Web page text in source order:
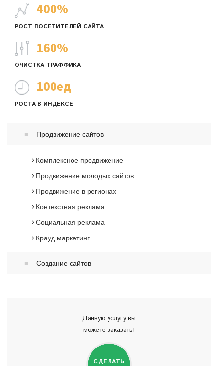
400%
РОСТ ПОСЕТИТЕЛЕЙ САЙТА
160%
ОЧИСТКА ТРАФФИКА
100ед
РОСТА В ИНДЕКСЕ
Продвижение сайтов
Комплексное продвижение
Продвижение молодых сайтов
Продвижение в регионах
Контекстная реклама
Социальная реклама
Крауд маркетинг
Создание сайтов
Данную услугу вы
можете заказать!
СДЕЛАТЬ